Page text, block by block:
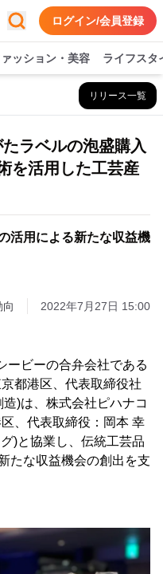
ログイン/会員登録
ッション・美容 ライフスタ
リリース一覧
ラベルの泡盛購入
活用した工芸産
活用による新たな収益機
2022年7月27日 15:00
ービーの合弁会社である
都港区、代表取締役社
)は、株式会社ピハナコ
、代表取締役：岡本 幸
)と協業し、伝統工芸品
たな収益機会の創出を支